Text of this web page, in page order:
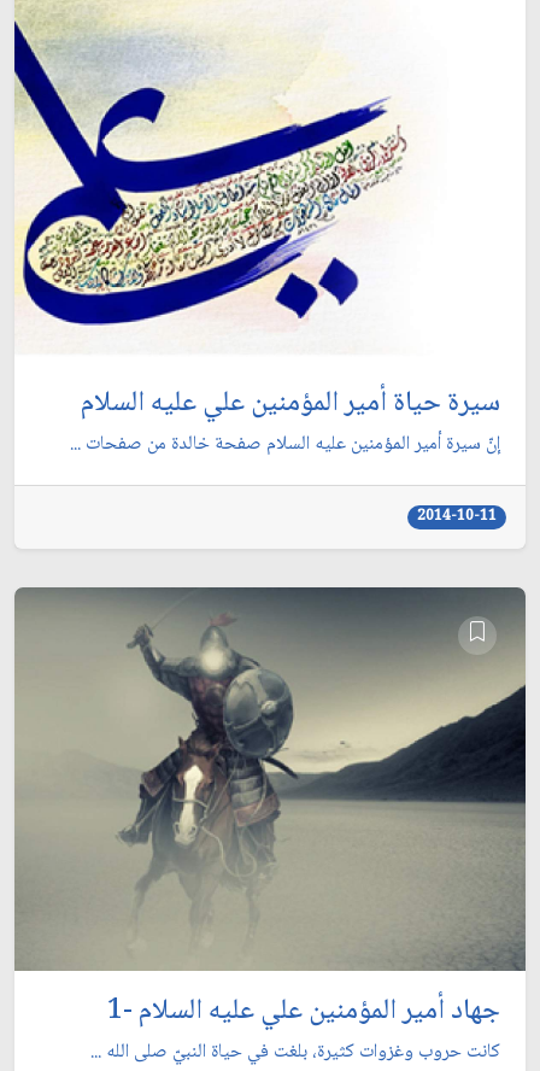
سيرة حياة أمير المؤمنين علي عليه السلام
إنّ سيرة أمير المؤمنين عليه السلام صفحة خالدة من صفحات ...
2014-10-11
جهاد أمير المؤمنين علي عليه السلام -1
كانت حروب وغزوات كثيرة، بلغت في حياة النبيّ صلى الله ...